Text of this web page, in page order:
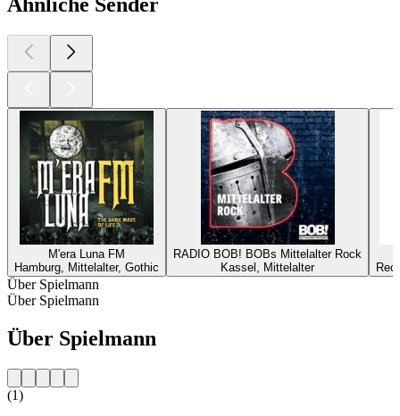
M'era Luna FM
Hamburg, Mittelalter, Gothic
RADIO BOB! BOBs Mittelalter Rock
Kassel, Mittelalter
Über Spielmann
Über Spielmann
Über Spielmann
(1)